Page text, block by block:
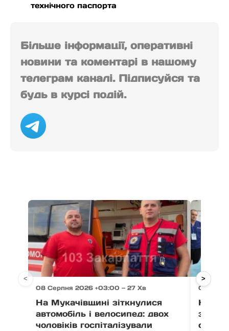
технічного паспорта
Більше інформації, оперативні
новини та коментарі в нашому
телеграм каналі. Підписуйся та
будь в курсі подій.
08 Серпня 2026 +03:00 — 27 Хв
На Мукачівщині зіткнулися
автомобіль і велосипед: двох
чоловіків госпіталізували
07
На
< >